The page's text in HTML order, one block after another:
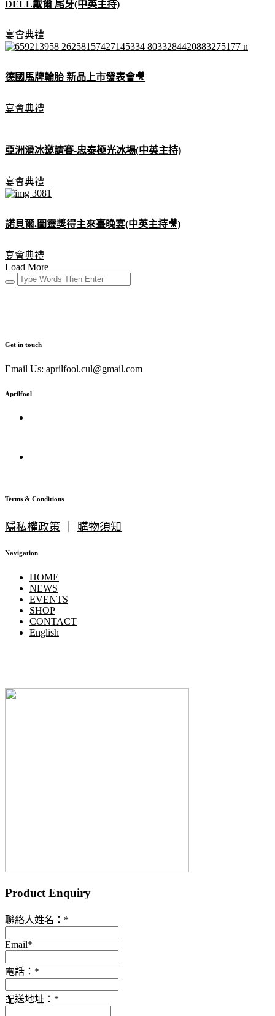
DELL戴爾 尾牙(中英主持)
宴會典禮
德國馬牌輪胎 新品上市發表會🎥
宴會典禮
亞洲滑冰邀請賽-忠泰極光冰場(中英主持)
宴會典禮
諾貝爾.圖靈獎得主來臺晚宴(中英主持🎥)
宴會典禮
Load More
Get in touch
Email Us: aprilfool.cul@gmail.com
Aprilfool
Terms & Conditions
隱私權政策 購物須知
Navigation
HOME
NEWS
EVENTS
SHOP
CONTACT
English
Product Enquiry
聯絡人姓名： *
Email*
電話： *
配送地址： *